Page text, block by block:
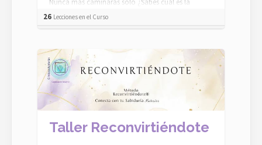
Nunca más caminarás solo ¿Sabes cuál es la
diferencia entre alguien que avanza y alguien qu...
26 Lecciones en el Curso
Taller Reconvirtiéndote